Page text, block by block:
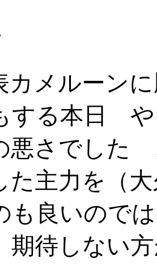
メルーン
する本日 や
悪さでした
主力を（
も良いので
待しない